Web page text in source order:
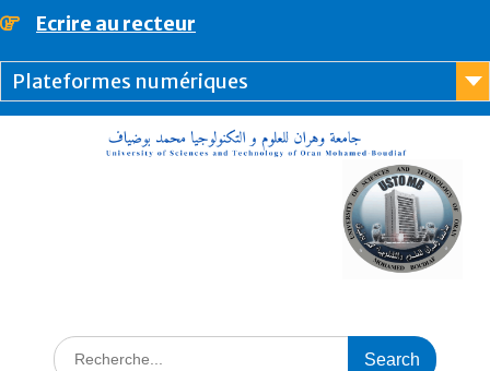
principal
Ecrire au recteur
Plateformes numériques